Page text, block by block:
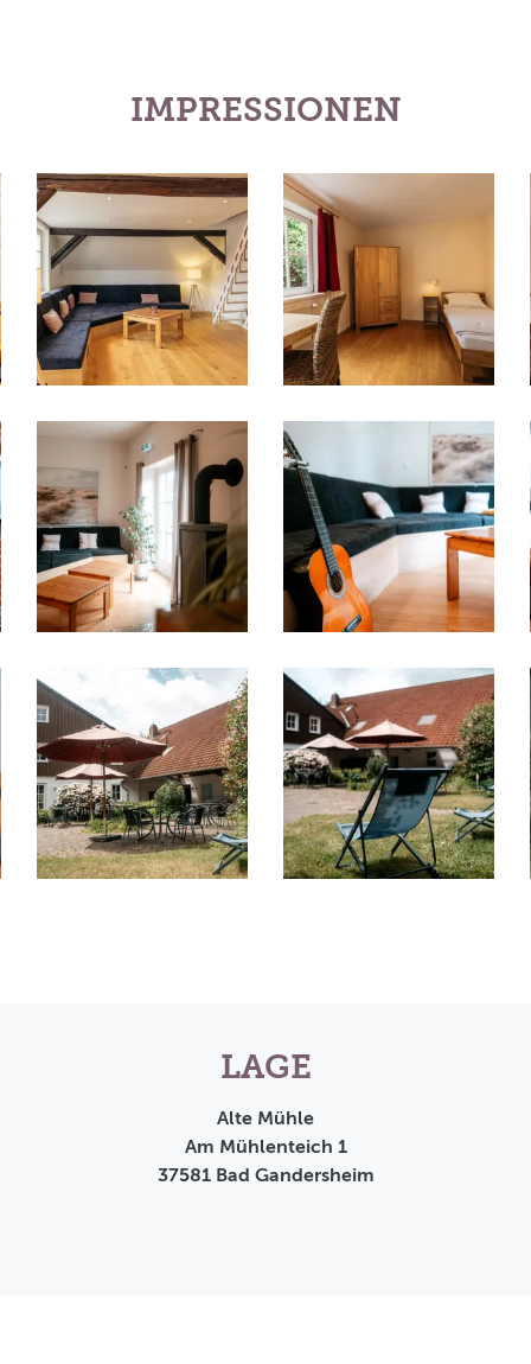
IMPRESSIONEN
LAGE
Alte Mühle
Am Mühlenteich 1
37581 Bad Gandersheim